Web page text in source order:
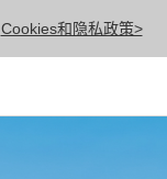
Cookies和隐私政策>